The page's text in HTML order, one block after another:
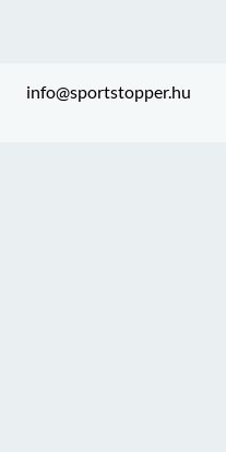
info@sportstopper.hu